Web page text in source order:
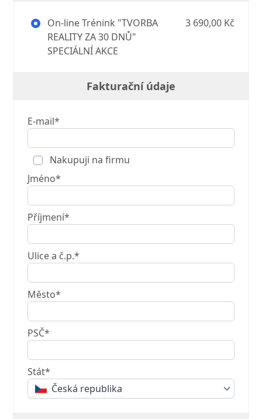
On-line Trénink "TVORBA
REALITY ZA 30 DNŮ"
SPECIÁLNÍ AKCE
3 690,00 Kč
Fakturační údaje
E-mail*
Nakupuji na firmu
Jméno*
Příjmení*
Ulice a č.p.*
Město*
PSČ*
Stát*
Česká republika